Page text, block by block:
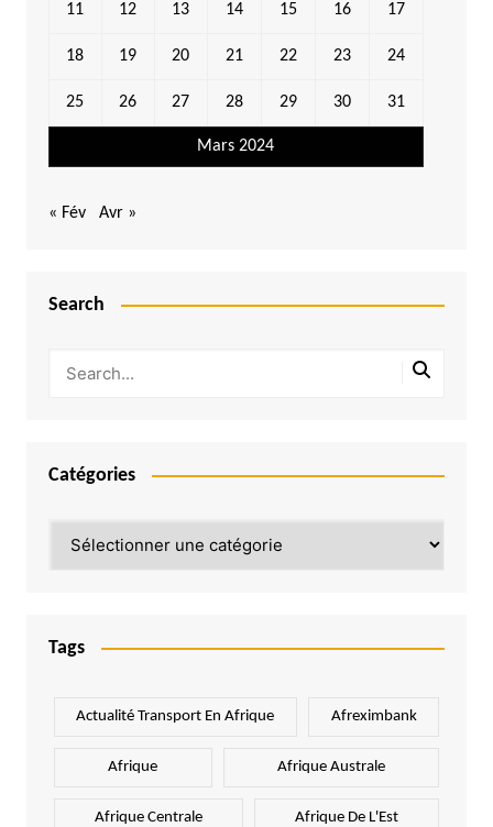
Mars 2024
11 12 13 14 15 16 17
18 19 20 21 22 23 24
25 26 27 28 29 30 31
« Fév Avr »
Search
Catégories
Tags
Actualité Transport En Afrique Afreximbank
Afrique Afrique Australe
Afrique Centrale Afrique De L'Est